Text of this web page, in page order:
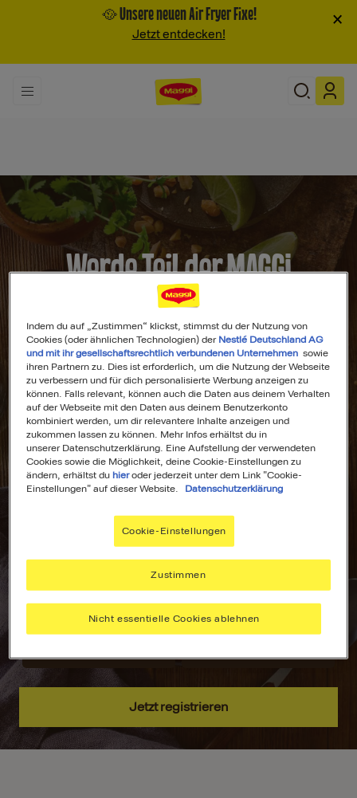
🥘 Unsere neuen Air Fryer Fixe!
Jetzt entdecken!
×
Werde Teil der MAGGI
Community
All Deine
Lieblingsrezepte
an einem Ort!
suchen –
speichere deine
aller liebsten
Rezepte, sammle
Inspiration und
hab alles immer
griffbereit.
Dein
Wochenplaner für
stressfreies
Kochen!
Plane deine
Mahlzeiten mit
dem MAGGI
passend zu
deinen Vorlieben.
Jetzt registrieren
Indem du auf „Zustimmen“ klickst, stimmst du der Nutzung von
Cookies (oder ähnlichen Technologien) der Nestlé Deutschland AG
und mit ihr gesellschaftsrechtlich verbundenen Unternehmen sowie
ihren Partnern zu. Dies ist erforderlich, um die Nutzung der Webseite
zu verbessern und für dich personalisierte Werbung anzeigen zu
können. Falls relevant, können auch die Daten aus deinem Verhalten
auf der Webseite mit den Daten aus deinem Benutzerkonto
kombiniert werden, um dir relevantere Inhalte anzeigen und
zukommen lassen zu können. Mehr Infos erhältst du in
unserer Datenschutzerklärung. Eine Aufstellung der verwendeten
Cookies sowie die Möglichkeit, deine Cookie-Einstellungen zu
ändern, erhältst du hieroder jederzeit unter dem Link "Cookie-
Einstellungen" auf dieser Website.
Datenschutzerklärung
Cookie-Einstellungen
Nicht essentielle Cookies ablehnen
Zustimmen